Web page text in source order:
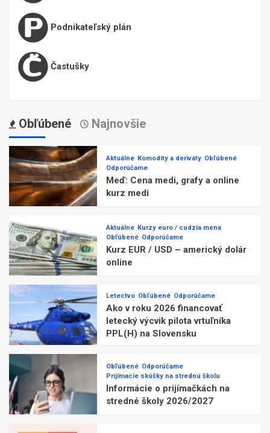
Podnikateľský plán
Častušky
Obľúbené Najnovšie
Aktuálne Komodity a deriváty Obľúbené
Odporúčame
Meď: Cena medi, grafy a online
kurz medi
Aktuálne Kurzy euro / cudzia mena
Obľúbené Odporúčame
Kurz EUR / USD – americký dolár
online
Letectvo Obľúbené Odporúčame
Ako v roku 2026 financovať
letecký výcvik pilota vrtuľníka
PPL(H) na Slovensku
Obľúbené Odporúčame
Prijímacie skúšky na strednú školu
Informácie o prijímačkách na
stredné školy 2026/2027